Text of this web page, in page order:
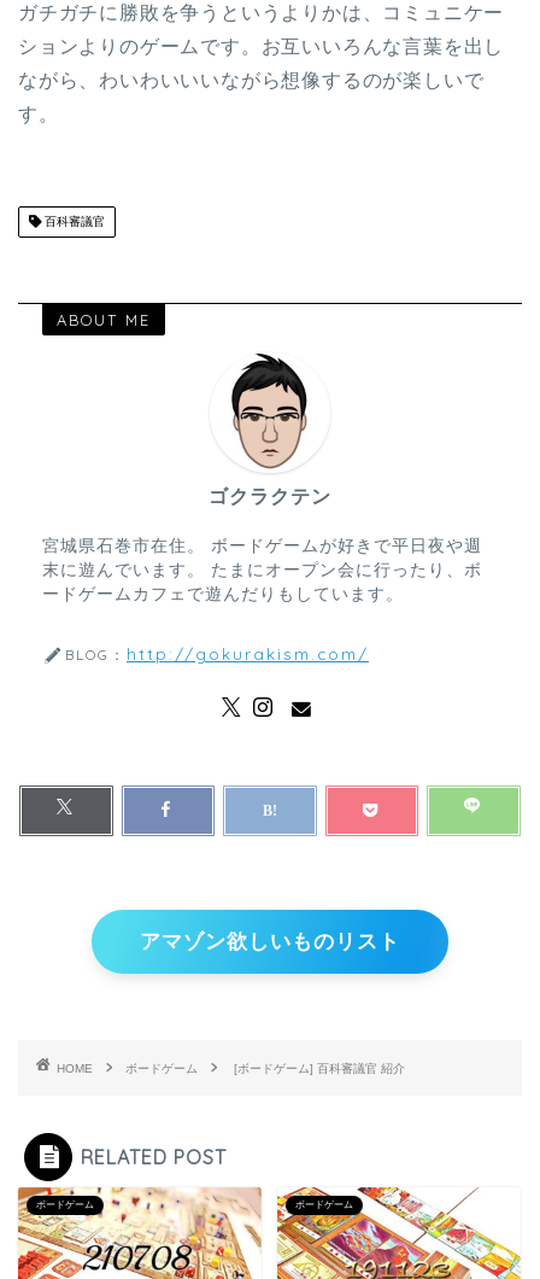
ガチガチに勝敗を争うというよりかは、コミュニケー
ションよりのゲームです。お互いいろんな言葉を出し
ながら、わいわいいいながら想像するのが楽しいで
す。
百科審議官
ABOUT ME
ゴクラクテン
宮城県石巻市在住。 ボードゲームが好きで平日夜や週
末に遊んでいます。 たまにオープン会に行ったり、ボ
ードゲームカフェで遊んだりもしています。
BLOG： http://gokurakism.com/
アマゾン欲しいものリスト
HOME ボードゲーム [ボードゲーム] 百科審議官 紹介
RELATED POST
ボードゲーム ボードゲーム